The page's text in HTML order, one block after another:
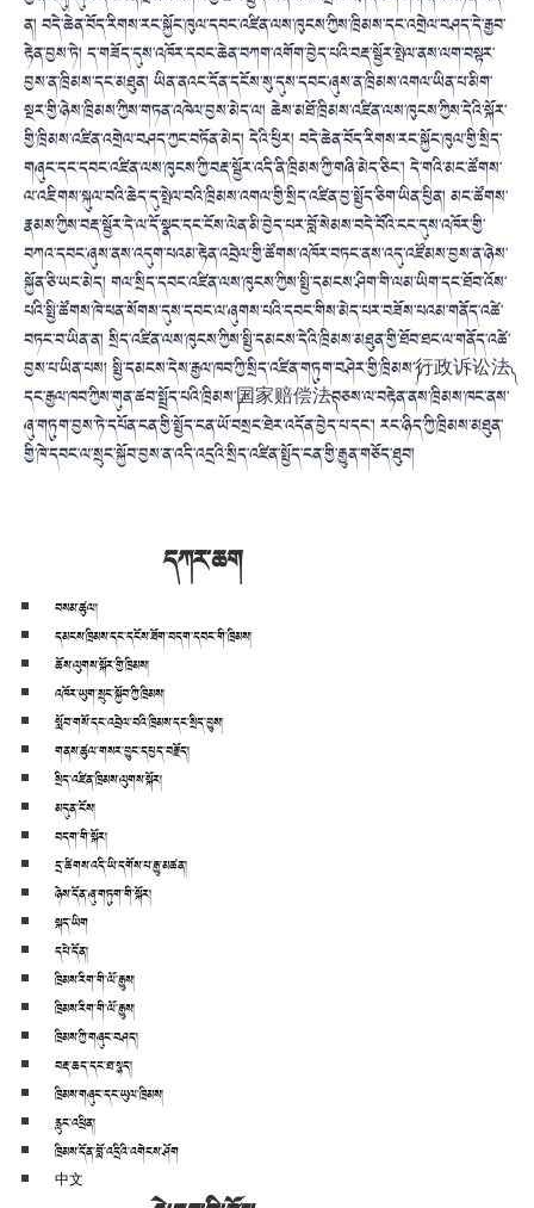
ན། བདེ་ཆེན་བོད་རིགས་རང་སྐྱོང་ཁུལ་དབང་འཛིན་ལས་ཁུངས་ཀྱིས་ཁྲིམས་དང་འགྲེལ་བཤད་དེ་རྒྱབ་
རྟེན་བྱས་ཏེ། ད་གཟོད་དུས་འཁོར་དབང་ཆེན་བཀག་འགོག་བྱེད་པའི་བརྡ་སྦྱོར་སྤེལ་ནས་ལག་བསྟར་
བྱས་ན་ཁྲིམས་དང་མཐུན། ཡིན་ནའང་དོན་དངོས་སུ་དུས་དབང་ཞུས་ན་ཁྲིམས་འགལ་ཡིན་པ་མིག་
སྔར་གྱི་ཉེས་ཁྲིམས་ཀྱིས་གཏན་འཁེལ་བྱས་མེད་ལ། ཆེས་མཐོ་ཁྲིམས་འཛིན་ལས་ཁུངས་ཀྱིས་དེའི་སྐོར་
གྱི་ཁྲིམས་འཛིན་འགྲེལ་བཤད་ཀྱང་བཏོན་མེད། དེའི་ཕྱིར། བདེ་ཆེན་བོད་རིགས་རང་སྐྱོང་ཁུལ་གྱི་སྲིད་
གཞུང་དང་དབང་འཛིན་ལས་ཁུངས་ཀྱི་བརྡ་སྦྱོར་འདི་ནི་ཁྲིམས་ཀྱི་གཞི་མེད་ཅིང་། དེ་གའི་མང་ཚོགས་
ལ་འཇིགས་སྐུལ་བའི་ཆེད་དུ་སྤེལ་བའི་ཁྲིམས་འགལ་གྱི་སྲིད་འཛིན་བྱ་སྤྱོད་ཅིག་ཡིན་ཕྱིན། མང་ཚོགས་
རྣམས་ཀྱིས་བརྡ་སྦྱོར་དེ་ལ་དོ་སྣང་དང་ངོས་ལེན་མི་བྱེད་པར་བློ་སེམས་བདེ་བོའི་ངང་དུས་འཁོར་གྱི་
བཀའ་དབང་ཞུས་ནས་འདུག་པའམ་རྟེན་འབྲེལ་གྱི་ཚོགས་འཁོར་བཏང་ནས་འདུ་འཛོམས་བྱས་ན་ཉེས་
སྐྱོན་ཅི་ཡང་མེད། གལ་སྲིད་དབང་འཛིན་ལས་ཁུངས་ཀྱིས་སྤྱི་དམངས་ཤིག་གི་ལམ་ཡིག་དང་ཐོབ་འོས་
པའི་སྤྱི་ཚོགས་ཁེ་ཕན་སོགས་དུས་དབང་ལ་ཞུགས་པའི་དབང་གིས་མེད་པར་བཟོས་པའམ་གནོད་འཚེ་
བཏང་བ་ཡིན་ན། སྲིད་འཛིན་ལས་ཁུངས་ཀྱིས་སྤྱི་དམངས་དེའི་ཁྲིམས་མཐུན་གྱི་ཐོབ་ཐང་ལ་གནོད་འཚེ་
བྱས་པ་ཡིན་པས། སྤྱི་དམངས་དེས་རྒྱལ་ཁབ་ཀྱི་སྲིད་འཛིན་གཏུག་བཤེར་གྱི་ཁྲིམས་༼行政诉讼法
དང་རྒྱལ་ཁབ་ཀྱིས་གུན་ཚབ་སྤྲོད་པའི་ཁྲིམས་༼国家赔偿法བཅས་ལ་བརྟེན་ནས་ཁྲིམས་ཁང་ནས་
ཞུ་གཏུག་བྱས་ཏེ་དཔོན་ངན་གྱི་སྤྱོད་ངན་ཡོ་བསྲང་ཐེར་འདོན་བྱེད་པ་དང་། རང་ཉིད་ཀྱི་ཁྲིམས་མཐུན་
གྱི་ཁེ་དབང་ལ་སྲུང་སྐྱོབ་བྱས་ན་འདི་འདྲའི་སྲིད་འཛིན་སྤྱོད་ངན་གྱི་རྒྱུན་གཅོད་ཐུབ།
དཀར་ཆག
བསམ་ཚུལ།
དམངས་ཁྲིམས་དང་དངོས་ཟོག་བདག་དབང་གི་ཁྲིམས།
ཆོས་ལུགས་སྐོར་གྱི་ཁྲིམས།
འཁོར་ཡུག་སྲུང་སྐྱོབ་ཀྱི་ཁྲིམས།
སློབ་གསོ་དང་འབྲེལ་བའི་ཁྲིམས་དང་སྲིད་བྱུས།
གནས་ཚུལ་གསར་བྱུང་དཔྱད་བརྗོད།
སྲིད་འཛིན་ཁྲིམས་ལུགས་སྐོར།
མདུན་ངོས།
བདག་གི་སྐོར།
དྲ་ཚིགས་འདི་ཡི་དགོས་པ་རྒྱུ་མཚན།
ཉེས་དོན་ཞུ་གཏུག་གི་སྐོར།
སྐད་ཡིག
དཔེ་དོན།
ཁྲིམས་རིག་གི་ལོ་རྒྱུས།
ཁྲིམས་རིག་གི་ལོ་རྒྱུས།
ཁྲིམས་ཀྱི་གཞུང་བཤད།
བརྡ་ཆད་དང་ཐ་སྙད།
ཁྲིམས་གཞུང་དང་ཡུལ་ཁྲིམས།
རླུང་འཕྲིན།
ཁྲིམས་དོན་བློ་འདྲིའི་འགེངས་ཤོག
中文